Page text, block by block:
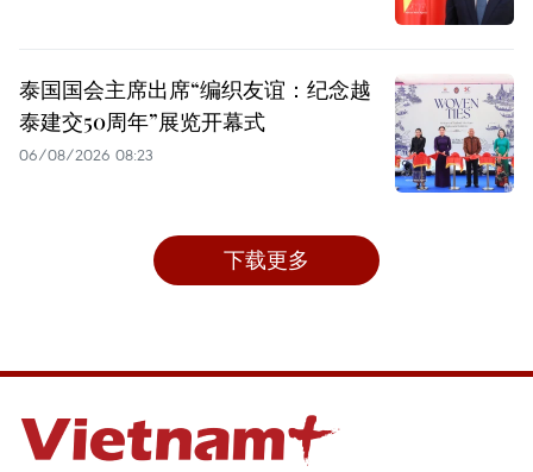
泰国国会主席出席“编织友谊：纪念越
泰建交50周年”展览开幕式
06/08/2026 08:23
下载更多